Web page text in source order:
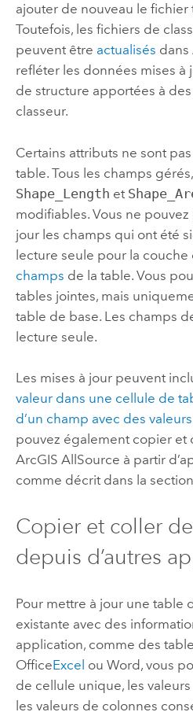
ajouter de nouveau le fichier
Toutefois, les fichiers de
peuvent être actualisés dans
refléter les données mises à
de structure apportées à
classeur.
Certains attributs ne sont
table. Tous les champs
Shape_Length et
modifiables. Vous ne
jour les champs qui ont été
lecture seule pour la couche
champs de la table. Vous
tables jointes, mais
table de base. Les champs
lecture seule.
Les mises à jour peuvent
valeur dans une cellule de
d’un champ avec des
pouvez également copier et
ArcGIS AllSource à partir
comme décrit dans la
Copier et coller
depuis d’autres
Pour mettre à jour une table
existante avec des
application, comme des
OfficeExcel ou Word, vous
de cellule unique, les
les valeurs de colonnes